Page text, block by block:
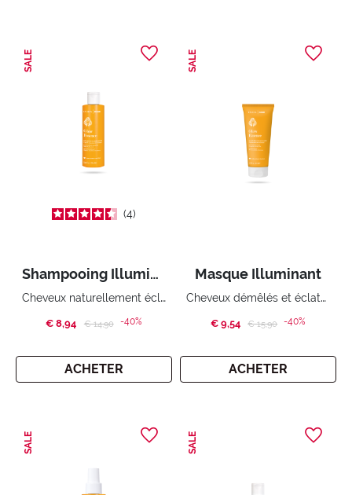
SALE
4
Shampooing Illuminant
Cheveux naturellement éclatants
€ 8,94 Price reduced from
€ 14,90to-40%
ACHETER
SALE
Masque Illuminant
Cheveux démêlés et éclatants
€ 9,54 Price reduced from
€ 15,90to-40%
ACHETER
SALE SALE